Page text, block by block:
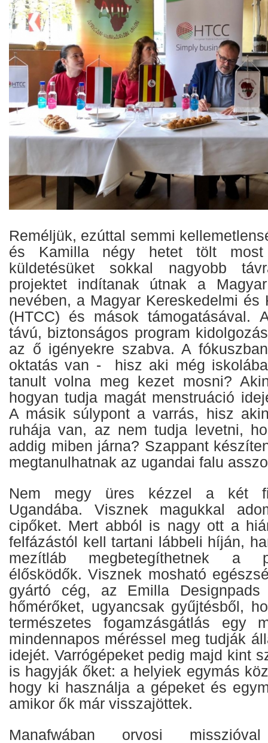
Reméljük, ezúttal semmi
és Kamilla négy hetet tölt most
küldetésüket sokkal nagyobb
projektet indítanak útnak a
nevében, a Magyar Kereskedelmi és
(HTCC) és mások támogatásával.
távú, biztonságos program
az ő igényekre szabva. A
oktatás van - hisz aki még
tanult volna meg kezet mosni?
hogyan tudja magát menstruáció
A másik súlypont a varrás, hisz
ruhája van, az nem tudja levetni,
addig miben járna? Szappant
megtanulhatnak az ugandai falu
Nem megy üres kézzel a két
Ugandába. Visznek magukkal
cipőket. Mert abból is nagy ott a
felfázástól kell tartani lábbeli híján,
mezítláb megbetegíthetnek a
élősködők. Visznek mosható
gyártó cég, az Emilla Designpads
hőmérőket, ugyancsak gyűjtésből,
természetes fogamzásgátlás egy
mindennapos méréssel meg tudják
idejét. Varrógépeket pedig majd kint
is hagyják őket: a helyiek egymás
hogy ki használja a gépeket és
amikor ők már visszajöttek.
Manafwában orvosi